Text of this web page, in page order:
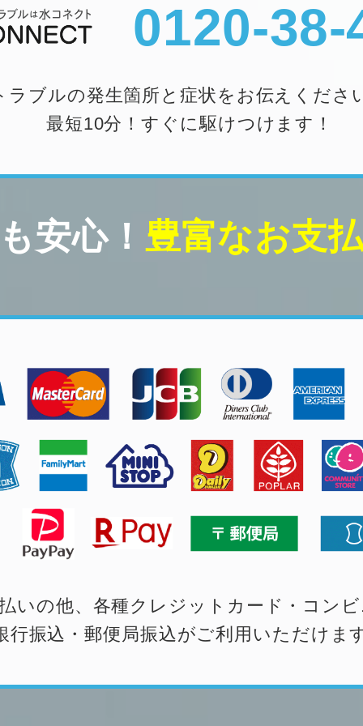
0120-38-
ラブルの発生箇所と症状をお伝えくださ
最短10分！すぐに駆けつけます！
安心！ 豊富なお支
いの他、各種クレジットカード・コン
行振込・郵便局振込がご利用いただけま